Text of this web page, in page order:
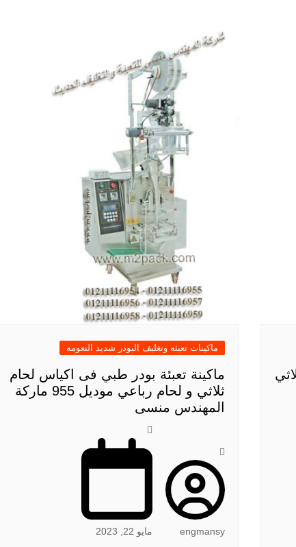
ماكينات تعبئه وتغليف البودر شديد النعومه
ماكينة تعبئة بودر طبي فى اكياس لحام
ثلاثي و لحام رباعي موديل 955 ماركة
المهندس منسى
engmansy مايو 22, 2023